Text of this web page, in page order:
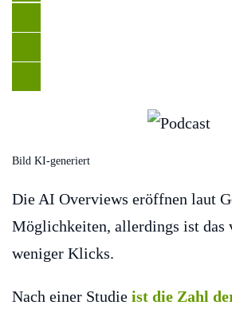
Bild KI-generiert
Die AI Overviews eröffnen laut
Möglichkeiten, allerdings ist das
weniger Klicks.
Nach einer Studie ist die Zahl